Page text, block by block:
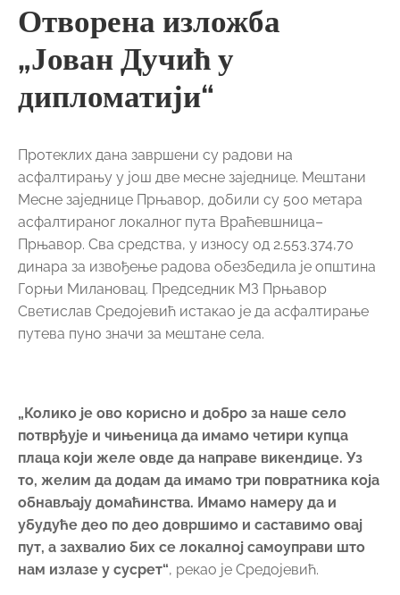
Отворена изложба
„Јован Дучић у
дипломатији“
Протеклих дана завршени су радови на
асфалтирању у још две месне заједнице. Мештани
Месне заједнице Прњавор, добили су 500 метара
асфалтираног локалног пута Враћевшница–
Прњавор. Сва средства, у износу од 2.553.374,70
динара за извођење радова обезбедила је општина
Горњи Милановац. Председник МЗ Прњавор
Светислав Средојевић истакао је да асфалтирање
путева пуно значи за мештане села.
„Колико је ово корисно и добро за наше село
потврђује и чињеница да имамо четири купца
плаца који желе овде да направе викендице. Уз
то, желим да додам да имамо три повратника која
обнављају домаћинства. Имамо намеру да и
убудуће део по део довршимо и саставимо овај
пут, а захвалио бих се локалној самоуправи што
нам излазе у сусрет“, рекао је Средојевић.